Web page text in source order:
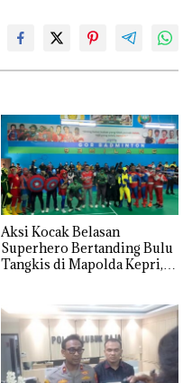
Aksi Kocak Belasan
Superhero Bertanding Bulu
Tangkis di Mapolda Kepri,